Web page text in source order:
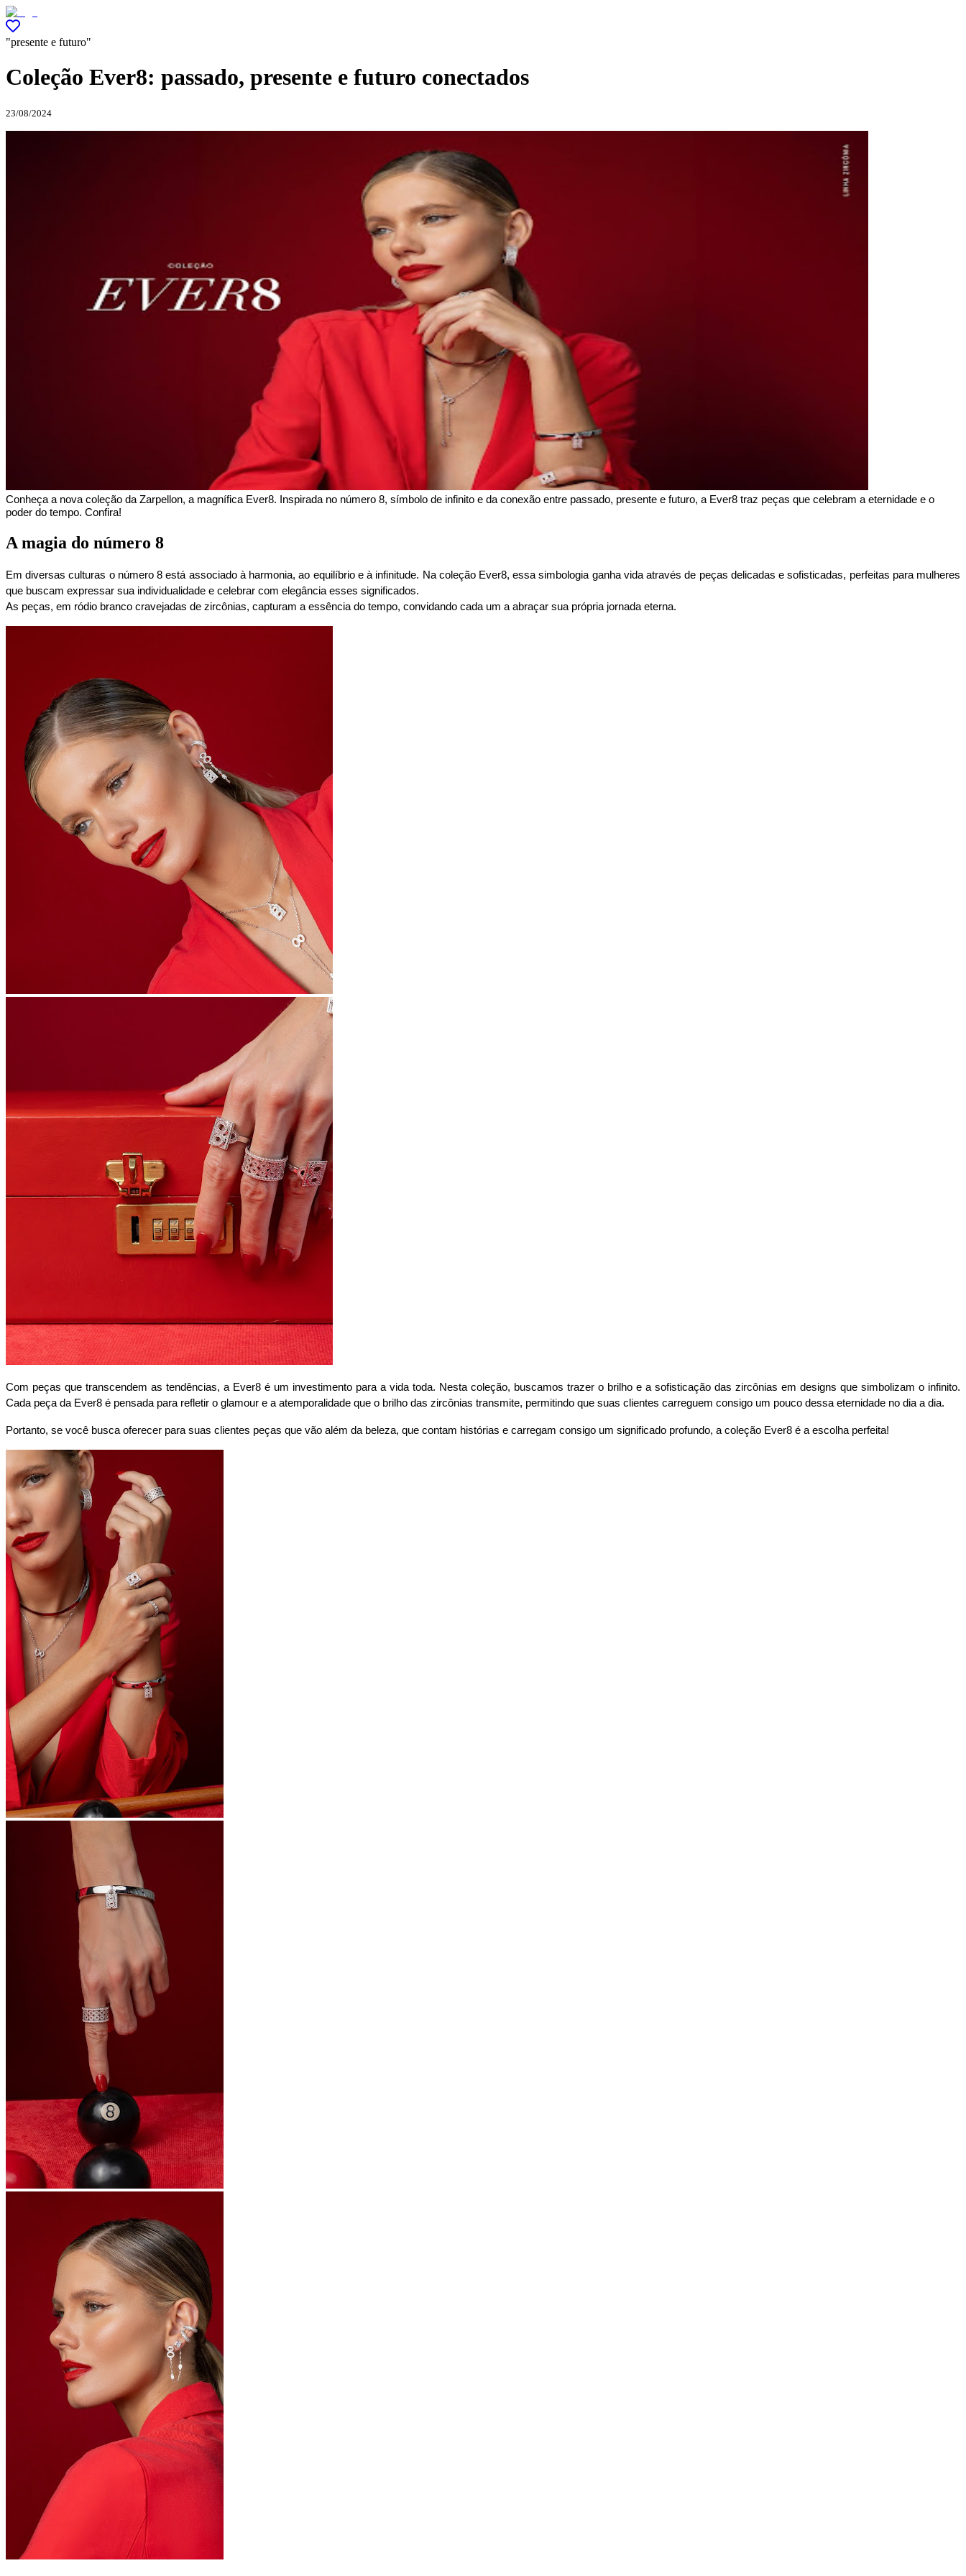
"presente e futuro"
Coleção Ever8: passado, presente e futuro conectados
23/08/2024
Conheça a nova coleção da Zarpellon, a magnífica Ever8. Inspirada no número 8, símbolo de infinito e da conexão entre passado, presente e futuro, a Ever8 traz peças que celebram a eternidade e o
poder do tempo. Confira!
A magia do número 8
Em diversas culturas o número 8 está associado à harmonia, ao equilíbrio e à infinitude. Na coleção Ever8, essa simbologia ganha vida através de peças delicadas e sofisticadas, perfeitas para mulheres
que buscam expressar sua individualidade e celebrar com elegância esses significados.
As peças, em ródio branco cravejadas de zircônias, capturam a essência do tempo, convidando cada um a abraçar sua própria jornada eterna.
Com peças que transcendem as tendências, a Ever8 é um investimento para a vida toda. Nesta coleção, buscamos trazer o brilho e a sofisticação das zircônias em designs que simbolizam o infinito.
Cada peça da Ever8 é pensada para refletir o glamour e a atemporalidade que o brilho das zircônias transmite, permitindo que suas clientes carreguem consigo um pouco dessa eternidade no dia a dia.
Portanto, se você busca oferecer para suas clientes peças que vão além da beleza, que contam histórias e carregam consigo um significado profundo, a coleção Ever8 é a escolha perfeita!